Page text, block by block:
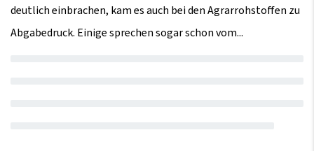
deutlich einbrachen, kam es auch bei den Agrarrohstoffen zu
Abgabedruck. Einige sprechen sogar schon vom...